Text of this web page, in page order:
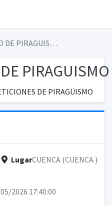
INFO XIX TROFEO DE PIRAGUISMO DIPUTACIÓN DE CUENCA
DE PIRAGÜISMO
LugarCUENCA (CUENCA )
2026 17:40:00